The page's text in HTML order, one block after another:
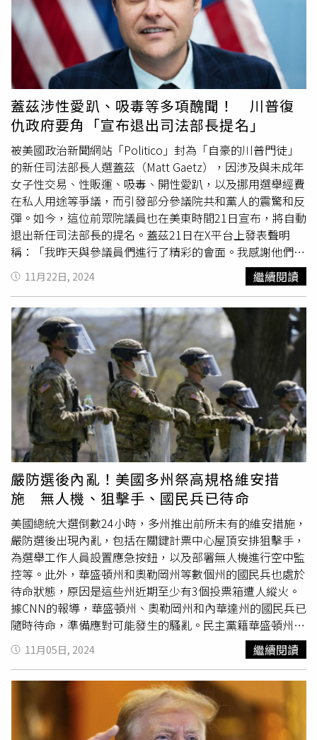
區法院判處4個月監禁並處以9500美元罰金，接著又在3月
19日，前往佛州邁阿密聯邦監獄報到，展開為期4個月的監
獄生涯。
「下一任美國總統需要徹底改革五角大廈領導高層，以準備
保衛國家、擊敗敵人。許多人需要被革職」。此外他還質疑
美軍首位非裔參謀長聯席會議主席（CJCS）布朗（Charles
Quinton. Brown Jr.）是因為「膚色」才能擔任該職位。因
此預期赫格塞斯出任防長後，將致力於清除代表「多元、平
等和包容」（DEI）理念的將領及雇員，逆轉拜登的覺醒政
策，尤其美國在拜登任內出現了首位非裔防長、首位非裔參
謀長。《華爾街日報》也指出，川普政府計畫找來保守派的
退役高階軍官組成「戰士委員會」，以開除「覺醒將領」，
這意味著現任CJCS布朗幾乎篤定會被換掉。此外，在非法
移民的議題上，川普曾揚言要將數千名派駐海外的美軍調回
美墨邊境，並計畫透過國防部調動資金興建邊界牆、以軍事
基地作為移民拘留中心，甚至動用軍機及國民兵協助遣返移
民。但如今有3名直接了解赫格塞斯提名過程的共和黨消息
人士稱，隨著他過去的性侵醜聞及酗酒爭議不斷被公開，至
少有6名參議院共和黨人，不願意支持赫格塞斯領導五角大
樓。有鑑於共和黨在下一屆國會中僅在參議院佔據微弱多
數，假設所有民主黨人都投票反對他，赫格塞斯要提名成功
只能容許3位共和黨人跑票。佛州州長德桑提斯（Ron
DeSantis）。（圖／達志／美聯社）因此《華爾街日報》美
東時間3日晚間率先報導稱，據2位熟悉決策的消息人士透
露，川普目前正在考慮用佛州州長德桑提斯，取代這位逐漸
陷入困境的防長人選，「川普與州長進行了交談，並希望他
出任防長」，1位知悉雙方對話內容的消息人士在美東時間3
日晚間告訴NBC新聞。不過德桑提斯的辦公室和川普2.0的
團隊沒有立即回應NBC新聞的置評請求。據2位熟悉決策的
消息人士透露，五角大廈最高職位的其他潛在競爭者包括愛
荷華州共和黨參議員恩斯特（Joni Ernst）和田納西州共和
黨參議員海格提（William Hagerty）。另據2名消息人士
稱，川普2.0提名的白宮國家安全顧問、佛州共和黨眾議員
瓦爾茲（Mike Waltz）也可能被指派為防長。對此，赫格塞
斯4日上午也在X平台發文回應相關報導：「我願意出任防長
是為了真正的軍人和戰士，而不是那些戰爭販子。左派懼怕
我們這些體制破壞者和革新者，他們害怕川普——還有我，
所以他們用虛假的、匿名的消息來源和廢話來抹黑，他們並
不想要真相。我們的戰士永遠不會退縮，我也不會。」
蓋茲涉性愛趴、吸毒等多項醜聞！ 川普復
仇政府要角「宣布退出司法部長提名」
被美國政治新聞網站「Politico」封為「自豪的川普門徒」
的新任司法部長人選蓋茲（Matt Gaetz），因涉及與未成年
女子性交易、性販運、吸毒、開性愛趴，以及挪用選舉經費
在私人用途等爭議，而引發部分參議院共和黨人的震驚和反
彈。如今，這位前眾院議員也在美東時間21日宣布，將自動
退出新任司法部長的提名。蓋茲21日在X平台上發表聲明
稱：「我昨天與參議員們進行了精彩的會面。我感謝他們周
全的反饋，以及這麼多人難以置信的支持。」這位來自佛州
的前共和黨眾院議員續稱：「雖然勢頭強勁，但很明顯，我
的確認不公平地分散了川普和萬斯過渡時期的關鍵工作。沒
有時間浪費在華盛頓不必要的曠日持久的混戰上，因此我將
不再考慮擔任司法部長。川普的司法部必須在第一天就位並
做好準備。」消息曝光後，川普並沒有提出新的司法部長人
選，而是在社群媒體上發文回應：「我非常讚賞馬特蓋茲最
近為尋求批准擔任司法部長所做的努力。他做得很好，但同
時，他不想分散政府的注意力，他對此非常尊重。馬特擁有
美好的未來，我期待看到他做出所有偉大的事情！」目前最
可能的接替人選、川普1.0的代理司法部長惠特克（Matt
Whitaker）已在20日被任命為美國駐北約大使。在拜登任內
遭到司法追殺而成為美國史上首位被定罪的前總統川普，已
誓言將展開報復。對此，「Politico」也整理了川普曾經威
脅過要起訴、監禁、驅逐出境甚至處決的政敵、司法界和媒
體業人士。包括：拜登家族、賀錦麗、歐巴馬、柯林頓夫
婦、裴洛西及其丈夫、紐約州總檢察長詹樂霞、麗茲錢尼、
紐約郡地方檢察官白艾榮、密利、祖克柏、美國國會山莊1
月6日襲擊事件特別委員會的成員、Politico的記者和編輯等
等。而川普近日也已經控告CBS，透過惡意、欺騙性和嚴重
扭曲新聞，從事偏頗和違法的選舉和選民干預行為。而蓋茲
就是川普2.0「復仇政府」中的關鍵要角。據悉，他曾是
2023年罷黜同黨眾院議長麥卡錫（Kevin McCarthy）的關
鍵推手，還涉及與未成年女子性交易、性販運、吸毒、開性
愛趴，以及挪用選舉經費在私人用途等爭議，甚至公開宣示
要廢除司法部底下曾經突襲川普海湖莊園的FBI，更指控FBI
特工參與了
國會山莊暴動，因此他的提名也引發了部分參議
院共和黨人的震驚和負面反應。日前眾議院道德委員會已針
11月22日, 2024 繼續閱讀
嚴防選後內亂！美國多州祭高規格維安措
施 無人機、狙擊手、國民兵已待命
美國總統大選倒數24小時，多州推出前所未有的維安措施，
嚴防選後出現內亂，包括在關鍵計票中心屋頂安排狙擊手，
為選舉工作人員設置應急按鈕，以及部署無人機進行空中監
控等。此外，華盛頓州和奧勒岡州等數個州的國民兵也處於
待命狀態，原因是這些州近期至少有3個投票箱遭人縱火。
據CNN的報導，華盛頓州、奧勒岡州和內華達州的國民兵已
隨時待命，準備應對可能發生的騷亂。民主黨籍華盛頓州州
長英斯利（Jay Inslee）在11月1日的新聞稿中談到了投票
箱縱火的問題，宣布國民兵已處於戒備狀態，因為該州西南
部地區已經歷了與選舉有關的騷亂情況。英斯利補充，美國
國土安全部（DHS）曾示警，該州對「選舉基礎設施」的威
脅仍然很高，「有鑑於針對2024年大選相關的潛在暴力或
其他非法活動的擔憂，我希望確保我們做好充分準備，應對
11月05日, 2024 繼續閱讀